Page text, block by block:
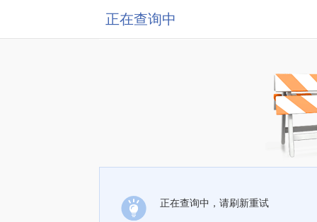
正在查询中
正在查询中，请刷新重试